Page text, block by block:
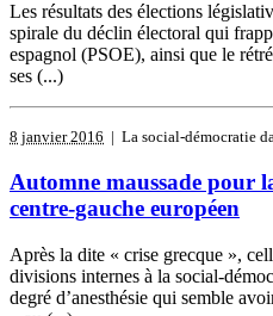
Les résultats des élections
spirale du déclin électoral qui
espagnol (PSOE), ainsi que le
ses (...)
8 janvier 2016 | La social-démocratie
Automne maussade pour
centre-gauche européen
Après la dite « crise grecque »,
divisions internes à la social-
degré d’anesthésie qui semble